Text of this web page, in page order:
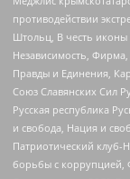
противодействии
Штольц, В честь
Независимость,
Правды и Единения,
Союз Славянских Сил
Русская республика
и свобода, Нация и
Патриотический
борьбы с коррупцией,